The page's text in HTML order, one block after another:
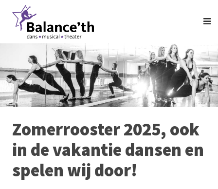
Zomerrooster 2025, ook
in de vakantie dansen en
spelen wij door!